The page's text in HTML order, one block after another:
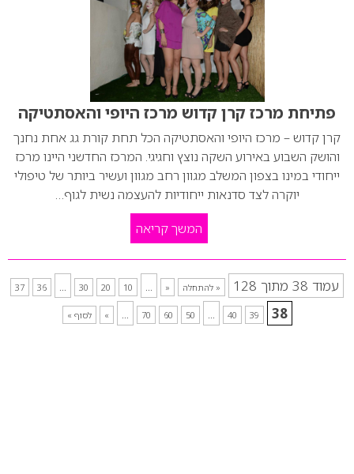
פתיחת מרכז קרן קדוש מרכז היופי והאסתטיקה
קרן קדוש – מרכז היופי והאסתטיקה הכל תחת קורת גג אחת נחנך
והושק השבוע באירוע השקה נוצץ וחגיגי. המרכז החדשני היינו מרכז
ייחודי במינו בצפון המשלב מגוון רחב מגוון ועשיר ביותר של טיפולי
יוקרה לצד סדנאות ייחודיות להעצמה נשית לגוף…
המשך קריאה
עמוד 38 מתוך 128 « להתחלה «
...
10
20
30
...
36
37
38
39
40
...
50
60
70
...
» לסוף »